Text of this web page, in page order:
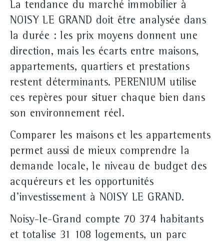
La tendance du marché immobilier à
NOISY LE GRAND doit être analysée dans
la durée : les prix moyens donnent une
direction, mais les écarts entre maisons,
appartements, quartiers et prestations
restent déterminants. PERENIUM utilise
ces repères pour situer chaque bien dans
son environnement réel.
Comparer les maisons et les appartements
permet aussi de mieux comprendre la
demande locale, le niveau de budget des
acquéreurs et les opportunités
d'investissement à NOISY LE GRAND.
Noisy‑le‑Grand compte 70 374 habitants
et totalise 31 108 logements, un parc